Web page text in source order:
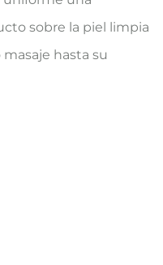
sobre la piel limpia
hasta su